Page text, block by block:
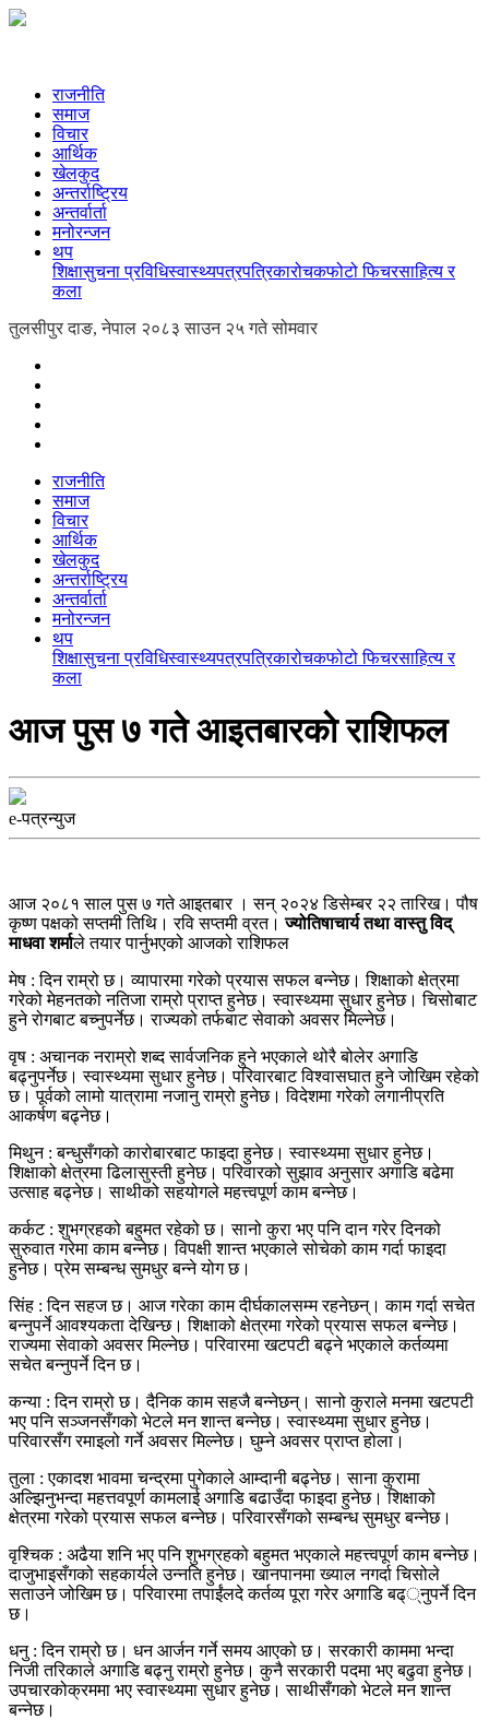
राजनीति
समाज
विचार
आर्थिक
खेलकुद
अन्तर्राष्ट्रिय
अन्तर्वार्ता
मनोरन्जन
थप
शिक्षासुचना प्रविधिस्वास्थ्यपत्रपत्रिकारोचकफोटो फिचरसाहित्य र
कला
तुलसीपुर दाङ, नेपाल २०८३ साउन २५ गते सोमवार
राजनीति
समाज
विचार
आर्थिक
खेलकुद
अन्तर्राष्ट्रिय
अन्तर्वार्ता
मनोरन्जन
थप
शिक्षासुचना प्रविधिस्वास्थ्यपत्रपत्रिकारोचकफोटो फिचरसाहित्य र
कला
आज पुस ७ गते आइतबारकाे राशिफल
e-पत्रन्युज
आज २०८१ साल पुस ७ गते आइतबार । सन् २०२४ डिसेम्बर २२ तारिख। पौष
कृष्ण पक्षको सप्तमी तिथि। रवि सप्तमी व्रत।ज्योतिषाचार्य तथा वास्तु विद्
माधवा शर्माले तयार पार्नुभएको आजको राशिफल
मेष : दिन राम्रो छ। व्यापारमा गरेको प्रयास सफल बन्नेछ। शिक्षाको क्षेत्रमा
गरेको मेहनतको नतिजा राम्रो प्राप्त हुनेछ। स्वास्थ्यमा सुधार हुनेछ। चिसोबाट
हुने रोगबाट बच्नुपर्नेछ। राज्यको तर्फबाट सेवाको अवसर मिल्नेछ।
वृष : अचानक नराम्रो शब्द सार्वजनिक हुने भएकाले थोरै बोलेर अगाडि
बढ्नुपर्नेछ। स्वास्थ्यमा सुधार हुनेछ। परिवारबाट विश्वासघात हुने जोखिम रहेको
छ। पूर्वको लामो यात्रामा नजानु राम्रो हुनेछ। विदेशमा गरेको लगानीप्रति
आकर्षण बढ्नेछ।
मिथुन : बन्धुसँगको कारोबारबाट फाइदा हुनेछ। स्वास्थ्यमा सुधार हुनेछ।
शिक्षाको क्षेत्रमा ढिलासुस्ती हुनेछ। परिवारको सुझाव अनुसार अगाडि बढेमा
उत्साह बढ्नेछ। साथीको सहयोगले महत्त्वपूर्ण काम बन्नेछ।
कर्कट : शुभग्रहको बहुमत रहेको छ। सानो कुरा भए पनि दान गरेर दिनको
सुरुवात गरेमा काम बन्नेछ। विपक्षी शान्त भएकाले सोचेको काम गर्दा फाइदा
हुनेछ। प्रेम सम्बन्ध सुमधुर बन्ने योग छ।
सिंह : दिन सहज छ। आज गरेका काम दीर्घकालसम्म रहनेछन्। काम गर्दा सचेत
बन्नुपर्ने आवश्यकता देखिन्छ। शिक्षाको क्षेत्रमा गरेको प्रयास सफल बन्नेछ।
राज्यमा सेवाको अवसर मिल्नेछ। परिवारमा खटपटी बढ्ने भएकाले कर्तव्यमा
सचेत बन्नुपर्ने दिन छ।
कन्या : दिन राम्रो छ। दैनिक काम सहजै बन्नेछन्। सानो कुराले मनमा खटपटी
भए पनि सञ्जनसँगको भेटले मन शान्त बन्नेछ। स्वास्थ्यमा सुधार हुनेछ।
परिवारसँग रमाइलो गर्ने अवसर मिल्नेछ। घुम्ने अवसर प्राप्त होला।
तुला : एकादश भावमा चन्द्रमा पुगेकाले आम्दानी बढ्नेछ। साना कुरामा
अल्झिनुभन्दा महत्तवपूर्ण कामलाई अगाडि बढाउँदा फाइदा हुनेछ। शिक्षाको
क्षेत्रमा गरेको प्रयास सफल बन्नेछ। परिवारसँगको सम्बन्ध सुमधुर बन्नेछ।
वृश्चिक : अढैया शनि भए पनि शुभग्रहको बहुमत भएकाले महत्त्वपूर्ण काम बन्नेछ।
दाजुभाइसँगको सहकार्यले उन्नति हुनेछ। खानपानमा ख्याल नगर्दा चिसोले
सताउने जोखिम छ। परिवारमा तपाईंलदे कर्तव्य पूरा गरेर अगाडि बढ््नुपर्ने दिन
छ।
धनु : दिन राम्रो छ। धन आर्जन गर्ने समय आएको छ। सरकारी काममा भन्दा
निजी तरिकाले अगाडि बढ्नु राम्रो हुनेछ। कुनै सरकारी पदमा भए बढुवा हुनेछ।
उपचारकोक्रममा भए स्वास्थ्यमा सुधार हुनेछ। साथीसँगको भेटले मन शान्त
बन्नेछ।